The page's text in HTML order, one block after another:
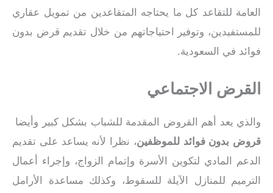
العامة للتقاعد كل ما يحتاجه المتقاعدين من تمويل عقاري
للمستفيدين، وتوفير احتياجاتهم من خلال تقديم قرض بدون
فوائد في السعودية.
القرض الاجتماعي
والذي يعد أهم القروض المقدمة للشباب بشكل كبير وأيضا
قروض بدون فوائد للموظفين، نظرا لأنه يساعد على تقديم
الدعم المادي لتكوين الأسرة وإتمام الزواج، وإجراء أعمال
الترميم للمنازل الآيلة للسقوط، وكذلك مساعدة الأرامل